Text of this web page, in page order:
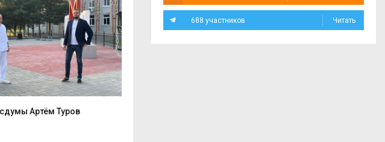
Артём Туров
688 участников Читать